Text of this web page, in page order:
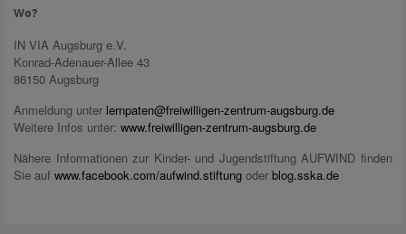
Wo?
IN VIA Augsburg e.V.
Konrad-Adenauer-Allee 43
86150 Augsburg
Anmeldung unter lernpaten@freiwilligen-zentrum-augsburg.de
Weitere Infos unter: www.freiwilligen-zentrum-augsburg.de
Nähere Informationen zur Kinder- und Jugendstiftung AUFWIND finden
Sie auf www.facebook.com/aufwind.stiftung oder blog.sska.de